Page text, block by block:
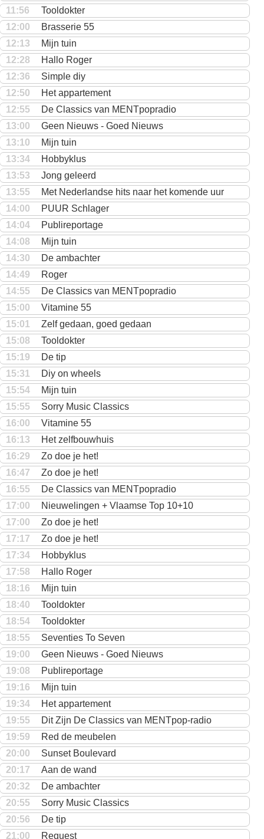
11:56
Tooldokter
12:00
Brasserie 55
12:13
Mijn tuin
12:28
Hallo Roger
12:36
Simple diy
12:50
Het appartement
12:55
De Classics van MENTpopradio
13:00
Geen Nieuws - Goed Nieuws
13:10
Mijn tuin
13:34
Hobbyklus
13:53
Jong geleerd
13:55
Met Nederlandse hits naar het komende uur
14:00
PUUR Schlager
14:04
Publireportage
14:08
Mijn tuin
14:30
De ambachter
14:49
Roger
14:55
De Classics van MENTpopradio
15:00
Vitamine 55
15:01
Zelf gedaan, goed gedaan
15:08
Tooldokter
15:19
De tip
15:31
Diy on wheels
15:54
Mijn tuin
15:55
Sorry Music Classics
16:00
Vitamine 55
16:13
Het zelfbouwhuis
16:29
Zo doe je het!
16:47
Zo doe je het!
16:55
De Classics van MENTpopradio
17:00
Nieuwelingen + Vlaamse Top 10+10
17:00
Zo doe je het!
17:17
Zo doe je het!
17:34
Hobbyklus
17:58
Hallo Roger
18:16
Mijn tuin
18:40
Tooldokter
18:54
Tooldokter
18:55
Seventies To Seven
19:00
Geen Nieuws - Goed Nieuws
19:08
Publireportage
19:16
Mijn tuin
19:34
Het appartement
19:55
Dit Zijn De Classics van MENTpop-radio
19:59
Red de meubelen
20:00
Sunset Boulevard
20:17
Aan de wand
20:32
De ambachter
20:55
Sorry Music Classics
20:56
De tip
21:00
Request